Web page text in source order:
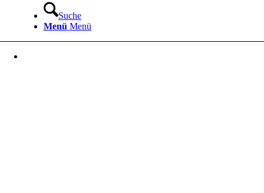
Suche
Menü Menü